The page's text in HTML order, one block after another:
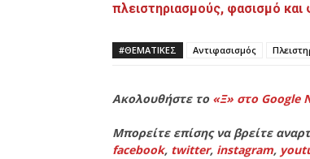
πλειστηριασμούς, φασισμό και
#ΘΕΜΑΤΙΚΈΣ Αντιφασισμός
Ακολουθήστε το «Ξ» στο Google
Μπορείτε επίσης να βρείτε
facebook, twitter, instagram,